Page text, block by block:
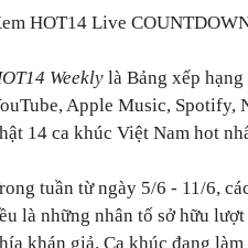
HOT14 Live
Weekly
là Bảng xếp
Apple Music, Spotify,
nhật 14 ca khúc Việt Nam hot
tuần từ ngày 5/6 - 11/6,
là những nhân tố sở hữu
phía khán giả. Ca khúc đang